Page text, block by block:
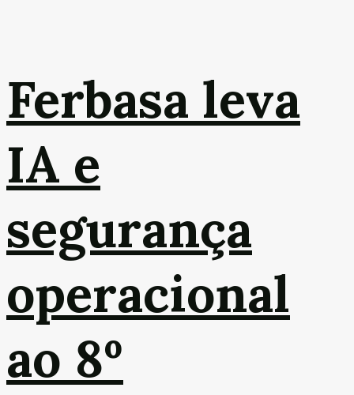
Ferbasa leva
IA e
segurança
operacional
ao 8º